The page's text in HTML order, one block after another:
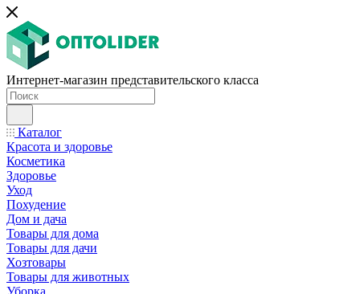
Интернет-магазин представительского класса
Каталог
Красота и здоровье
Косметика
Здоровье
Уход
Похудение
Дом и дача
Товары для дома
Товары для дачи
Хозтовары
Товары для животных
Уборка